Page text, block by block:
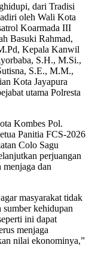
dari Tradisi
oleh Wali Kota
Koarmada III
Basuki Rahmad,
Kepala Kanwil
S.H., M.Si.,
S.E., M.M.,
Kota Jayapura
utama Polresta
Kombes Pol.
Panitia FCS-2026
Colo Sagu
perjuangan
menjaga dan
masyarakat tidak
sumber kehidupan
ini dapat
menjaga
nilai ekonominya,”